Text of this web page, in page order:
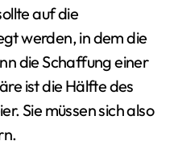
auf die
werden, in dem die
die Schaffung einer
ist die Hälfte des
Sie müssen sich also